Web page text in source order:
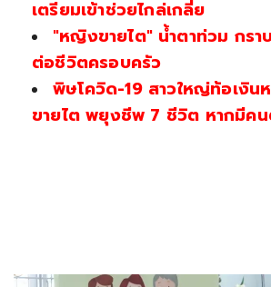
เตรียมเข้าช่วยไกล่เกลี่ย
"หญิงขายไต" น้ำตาท่วม กร
ต่อชีวิตครอบครัว
พิษโควิด-19 สาวใหญ่ท้อเงิน
ขายไต พยุงชีพ 7 ชีวิต หากมีค